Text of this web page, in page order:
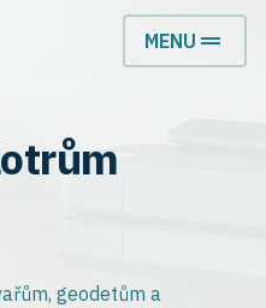
MENU
geodetům a